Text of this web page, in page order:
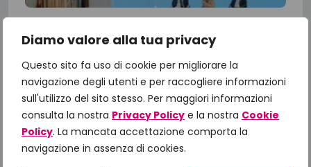
Diamo valore alla tua privacy
Questo sito fa uso di cookie per migliorare la
navigazione degli utenti e per raccogliere informazioni
sull'utilizzo del sito stesso. Per maggiori informazioni
consulta la nostra Privacy Policy e la nostra Cookie
Policy. La mancata accettazione comporta la
navigazione in assenza di cookies.
IncontraDonna: dalle priorità alle
azioni, il confronto con le Istituzioni
per gli obiettivi 2026
A un anno dalla presentazione del Manifesto
“Un impegno per la Salute 2025-2027”,
Fondazione IncontraDonna ha riunito istituzioni,
comunità scientifica, associazioni di...